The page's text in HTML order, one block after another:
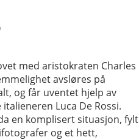
med aristokraten Charles
avsløres på
og får uventet hjelp av
Luca De Rossi.
en komplisert situasjon, fylt
og et hett,